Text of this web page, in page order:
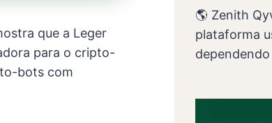
que a Leger
para o cripto-
bots com
🌎 Zenith
plataforma
dependendo